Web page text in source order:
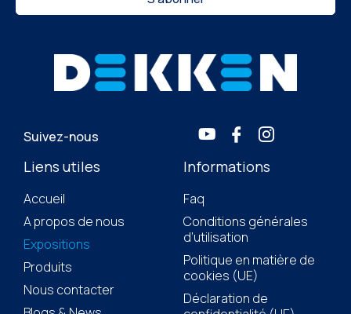
Suivez-nous
Liens utiles
Accueil
A propos de nous
Expositions
Produits
Nous contacter
Informations
Faq
Conditions générales
d’utilisation
Politique en matière de
cookies (UE)
Déclaration de